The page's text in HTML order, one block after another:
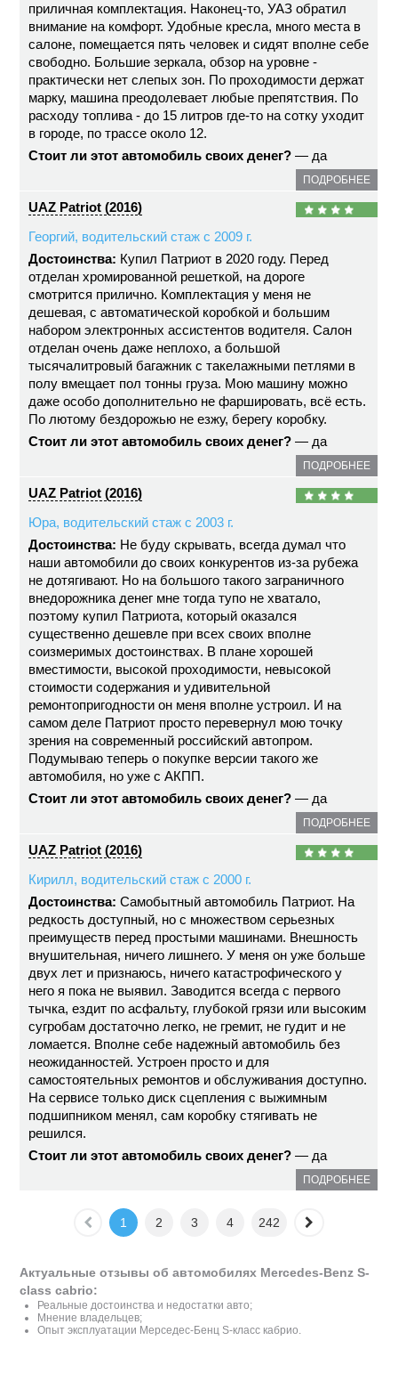
приличная комплектация. Наконец-то, УАЗ обратил
внимание на комфорт. Удобные кресла, много места в
салоне, помещается пять человек и сидят вполне себе
свободно. Большие зеркала, обзор на уровне -
практически нет слепых зон. По проходимости держат
марку, машина преодолевает любые препятствия. По
расходу топлива - до 15 литров где-то на сотку уходит
в городе, по трассе около 12.
Стоит ли этот автомобиль своих денег? — да
ПОДРОБНЕЕ
UAZ Patriot (2016)
Георгий, водительский стаж с 2009 г.
Достоинства: Купил Патриот в 2020 году. Перед
отделан хромированной решеткой, на дороге
смотрится прилично. Комплектация у меня не
дешевая, с автоматической коробкой и большим
набором электронных ассистентов водителя. Салон
отделан очень даже неплохо, а большой
тысячалитровый багажник с такелажными петлями в
полу вмещает пол тонны груза. Мою машину можно
даже особо дополнительно не фаршировать, всё есть.
По лютому бездорожью не езжу, берегу коробку.
Стоит ли этот автомобиль своих денег? — да
ПОДРОБНЕЕ
UAZ Patriot (2016)
Юра, водительский стаж с 2003 г.
Достоинства: Не буду скрывать, всегда думал что
наши автомобили до своих конкурентов из-за рубежа
не дотягивают. Но на большого такого заграничного
внедорожника денег мне тогда тупо не хватало,
поэтому купил Патриота, который оказался
существенно дешевле при всех своих вполне
соизмеримых достоинствах. В плане хорошей
вместимости, высокой проходимости, невысокой
стоимости содержания и удивительной
ремонтопригодности он меня вполне устроил. И на
самом деле Патриот просто перевернул мою точку
зрения на современный российский автопром.
Подумываю теперь о покупке версии такого же
автомобиля, но уже с АКПП.
Стоит ли этот автомобиль своих денег? — да
ПОДРОБНЕЕ
UAZ Patriot (2016)
Кирилл, водительский стаж с 2000 г.
Достоинства: Самобытный автомобиль Патриот. На
редкость доступный, но с множеством серьезных
преимуществ перед простыми машинами. Внешность
внушительная, ничего лишнего. У меня он уже больше
двух лет и признаюсь, ничего катастрофического у
него я пока не выявил. Заводится всегда с первого
тычка, ездит по асфальту, глубокой грязи или высоким
сугробам достаточно легко, не гремит, не гудит и не
ломается. Вполне себе надежный автомобиль без
неожиданностей. Устроен просто и для
самостоятельных ремонтов и обслуживания доступно.
На сервисе только диск сцепления с выжимным
подшипником менял, сам коробку стягивать не
решился.
Стоит ли этот автомобиль своих денег? — да
ПОДРОБНЕЕ
1 2 3 4 242
Актуальные отзывы об автомобилях Mercedes-Benz S-
class cabrio:
Реальные достоинства и недостатки авто;
Мнение владельцев;
Опыт эксплуатации Мерседес-Бенц S-класс кабрио.